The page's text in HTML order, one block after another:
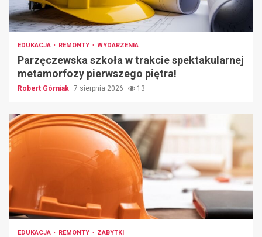
EDUKACJA REMONTY WYDARZENIA
Parzęczewska szkoła w trakcie spektakularnej
metamorfozy pierwszego piętra!
Robert Górniak 7 sierpnia 2026 13
EDUKACJA REMONTY ZABYTKI